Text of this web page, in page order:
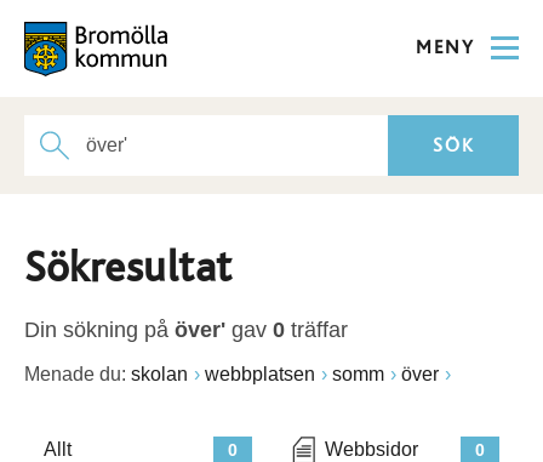
MENY
Sökresultat
Din sökning på över' gav 0 träffar
Menade du: skolan webbplatsen somm över
0
Allt 0
Webbsidor